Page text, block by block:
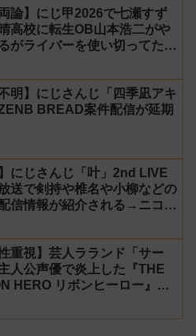
両論】にじ甲2026で七瀬すず
高校に転生OB山本浩二がや
がライバーを使い切ってたの
転生が可能に
不明】にじさんじ「四季凪アキ
BREAD案件配信が延期
】にじさんじ「叶」2nd LIVE
送で剣持や椎名や小柳などの
信情報が紹介される→ニコニ
】
性重視】芸人ラランド「サー
人公声優で炎上した『THE
HERO リボンヒーロー』に
「でびでび・でびる」が出